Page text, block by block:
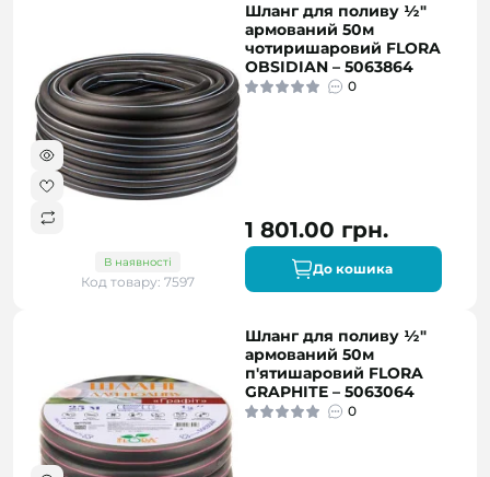
В наявності
Код товару: 7597
Шланг для поливу ½″
армований 50м
чотиришаровий FLORA
OBSIDIAN – 5063864
0
1 801.00 грн.
До кошика
Шланг для поливу ½"
армований 50м
п'ятишаровий FLORA
GRAPHITE – 5063064
0